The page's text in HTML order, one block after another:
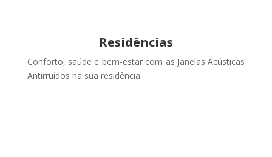
Residências
Conforto, saúde e bem-estar com as Janelas Acústicas
Antirruídos na sua residência.